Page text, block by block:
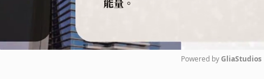
Powered by GliaStudios